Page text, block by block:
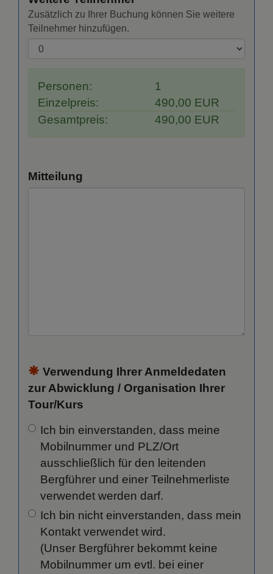
Zusätzlich zu Ihrer Buchung können Sie weitere
Teilnehmer hinzufügen.
Personen:
1
Einzelpreis:
490,00 EUR
Gesamtpreis:
490,00 EUR
Mitteilung
Verwendung Ihrer Anmeldedaten
zur Abwicklung / Organisation Ihrer
Tour/Kurs
Ich bin einverstanden, dass meine
Mobilnummer und PLZ/Ort
ausschließlich für den leitenden
Bergführer und einer Teilnehmerliste
verwendet werden darf.
Ich bin nicht einverstanden, dass mein
Kontakt verwendet wird.
(Unser Bergführer bekommt keine
Mobilnummer um evtl. bei einer